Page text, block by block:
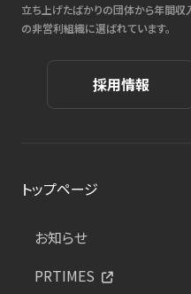
立ち上げたばかりの団体から年間
の非営利組織に選ばれています。
採用情報
トップページ
お知らせ
PRTIMES